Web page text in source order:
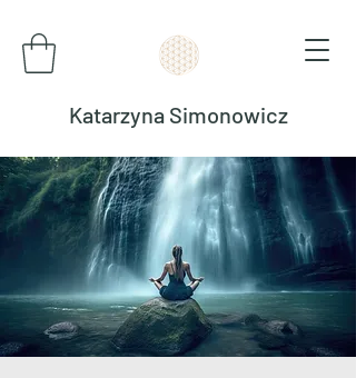
Katarzyna Simonowicz